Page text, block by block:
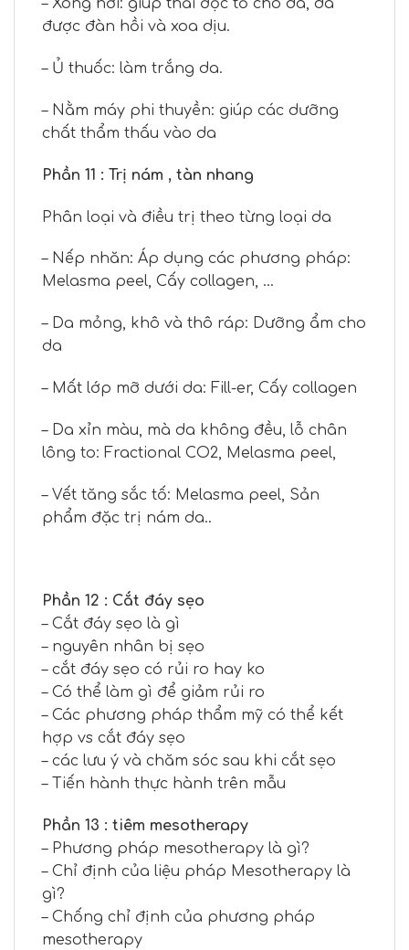
– Xông hơi: giúp thải độc tố cho da, da
được đàn hồi và xoa dịu.
– Ủ thuốc: làm trắng da.
– Nằm máy phi thuyền: giúp các dưỡng
chất thẩm thấu vào da
Phần 11 : Trị nám , tàn nhang
Phân loại và điều trị theo từng loại da
– Nếp nhăn: Áp dụng các phương pháp:
Melasma peel, Cấy collagen, …
– Da mỏng, khô và thô ráp: Dưỡng ẩm cho
da
– Mất lớp mỡ dưới da: Fill-er, Cấy collagen
– Da xỉn màu, mà da không đều, lỗ chân
lông to: Fractional CO2, Melasma peel,
– Vết tăng sắc tố: Melasma peel, Sản
phẩm đặc trị nám da..
Phần 12 : Cắt đáy sẹo
– Cắt đáy sẹo là gì
– nguyên nhân bị sẹo
– cắt đáy sẹo có rủi ro hay ko
– Có thể làm gì để giảm rủi ro
– Các phương pháp thẩm mỹ có thể kết
hợp vs cắt đáy sẹo
– các lưu ý và chăm sóc sau khi cắt sẹo
– Tiến hành thực hành trên mẫu
Phần 13 : tiêm mesotherapy
– Phương pháp mesotherapy là gì?
– Chỉ định của liệu pháp Mesotherapy là
gì?
– Chống chỉ định của phương pháp
mesotherapy